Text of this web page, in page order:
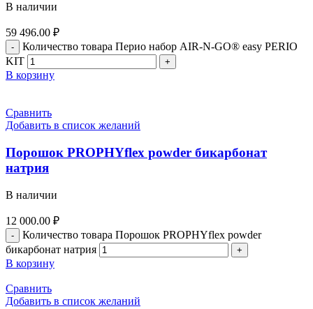
В наличии
59 496.00 ₽
Количество товара Перио набор AIR-N-GO® easy PERIO
KIT
В корзину
Сравнить
Добавить в список желаний
Порошок PROPHYflex powder бикарбонат
натрия
В наличии
12 000.00 ₽
Количество товара Порошок PROPHYflex powder
бикарбонат натрия
В корзину
Сравнить
Добавить в список желаний